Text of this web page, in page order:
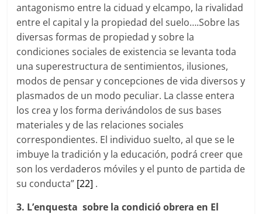
antagonismo entre la ciduad y elcampo, la rivalidad
entre el capital y la propiedad del suelo….Sobre las
diversas formas de propiedad y sobre la
condiciones sociales de existencia se levanta toda
una superestructura de sentimientos, ilusiones,
modos de pensar y concepciones de vida diversos y
plasmados de un modo peculiar. La classe entera
los crea y los forma derivándolos de sus bases
materiales y de las relaciones sociales
correspondientes. El individuo suelto, al que se le
imbuye la tradición y la educación, podrá creer que
son los verdaderos móviles y el punto de partida de
su conducta” [22] .
3. L’enquesta sobre la condició obrera en El